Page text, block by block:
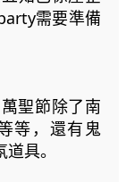
需要準備
聖節除了南
等，還有鬼
具。